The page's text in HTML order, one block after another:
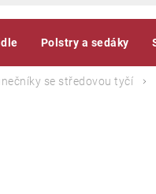
Polstry a sedáky
se středovou tyčí